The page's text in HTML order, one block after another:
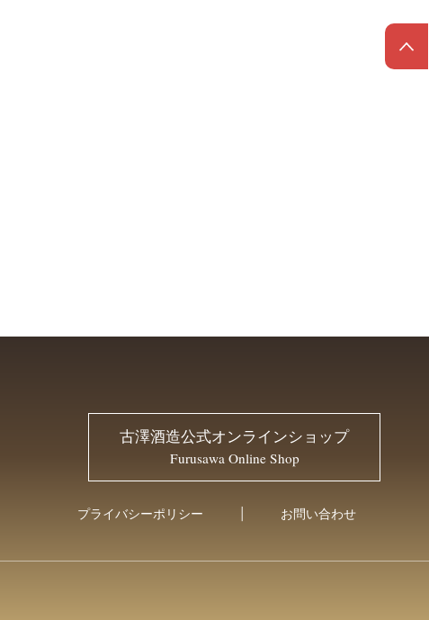
古澤酒造公式オンラインショップ
Furusawa Online Shop
プライバシーポリシー お問い合わせ